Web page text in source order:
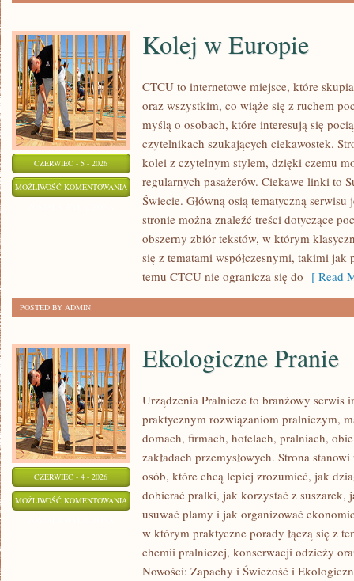
CZERWIEC - 5 - 2026
MOŻLIWOŚĆ KOMENTOWANIA KOLEJ
EUROPIE
Kolej w Europie
CTCU to internetowe miejsce, które
oraz wszystkim, co wiąże się z ruchem
myślą o osobach, które interesują się
czytelnikach szukających ciekawostek.
kolei z czytelnym stylem, dzięki czemu
regularnych pasażerów. Ciekawe linki to
Świecie. Główną osią tematyczną
stronie można znaleźć treści dotyczące
obszerny zbiór tekstów, w którym
się z tematami współczesnymi, takimi
temu CTCU nie ogranicza się do [ Read
POSTED BY ADMIN
CZERWIEC - 4 - 2026
MOŻLIWOŚĆ KOMENTOWANIA EKOLOGICZNE
PRANIE
Ekologiczne Pranie
Urządzenia Pralnicze to branżowy serwis
praktycznym rozwiązaniom pralniczym,
domach, firmach, hotelach, pralniach,
zakładach przemysłowych. Strona
osób, które chcą lepiej zrozumieć, jak
dobierać pralki, jak korzystać z suszarek,
usuwać plamy i jak organizować
w którym praktyczne porady łączą się z
chemii pralniczej, konserwacji odzieży
Nowości: Zapachy i Świeżość i